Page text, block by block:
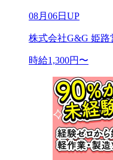
08月06日UP
株式会社G&G 姫路
時給1,300円〜